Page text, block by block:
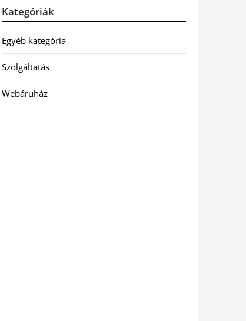
Kategóriák
Egyéb kategória
Szolgáltatás
Webáruház